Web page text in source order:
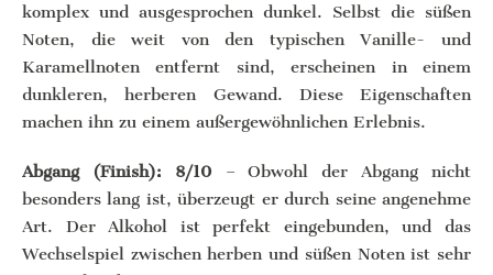
komplex und ausgesprochen dunkel. Selbst die süßen
Noten, die weit von den typischen Vanille- und
Karamellnoten entfernt sind, erscheinen in einem
dunkleren, herberen Gewand. Diese Eigenschaften
machen ihn zu einem außergewöhnlichen Erlebnis.
Abgang (Finish): 8/10 – Obwohl der Abgang nicht
besonders lang ist, überzeugt er durch seine angenehme
Art. Der Alkohol ist perfekt eingebunden, und das
Wechselspiel zwischen herben und süßen Noten ist sehr